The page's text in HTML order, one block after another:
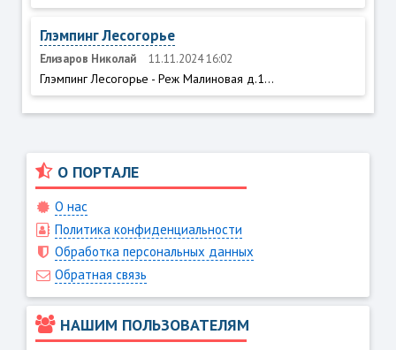
Глэмпинг Лесогорье
Елизаров Николай 11.11.2024 16:02
Глэмпинг Лесогорье - Реж Малиновая д.1...
О ПОРТАЛЕ
О нас
Политика конфиденциальности
Обработка персональных данных
Обратная связь
НАШИМ ПОЛЬЗОВАТЕЛЯМ